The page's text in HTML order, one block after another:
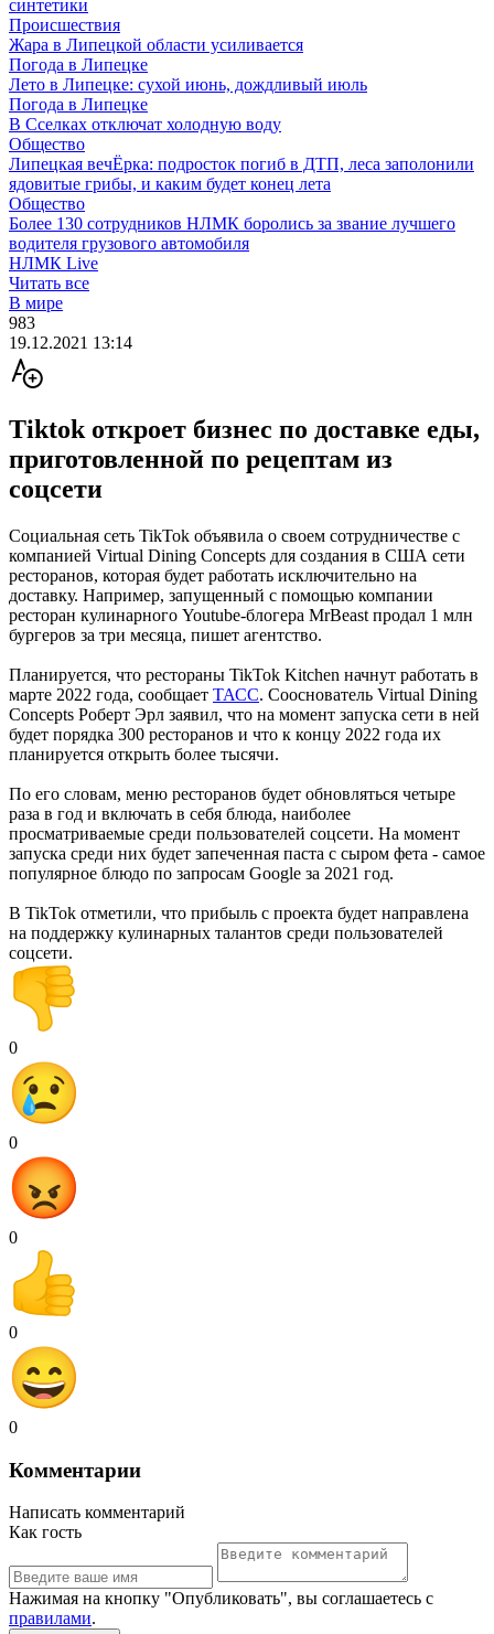
синтетики
Происшествия
Жара в Липецкой области усиливается
Погода в Липецке
Лето в Липецке: сухой июнь, дождливый июль
Погода в Липецке
В Сселках отключат холодную воду
Общество
Липецкая вечЁрка: подросток погиб в ДТП, леса заполонили
ядовитые грибы, и каким будет конец лета
Общество
Более 130 сотрудников НЛМК боролись за звание лучшего
водителя грузового автомобиля
НЛМК Live
Читать все
В мире
983
19.12.2021 13:14
Tiktok откроет бизнес по доставке еды,
приготовленной по рецептам из
соцсети
Социальная сеть TikTok объявила о своем сотрудничестве с
компанией Virtual Dining Concepts для создания в США сети
ресторанов, которая будет работать исключительно на
доставку. Например, запущенный с помощью компании
ресторан кулинарного Youtube-блогера MrBeast продал 1 млн
бургеров за три месяца, пишет агентство.
Планируется, что рестораны TikTok Kitchen начнут работать в
марте 2022 года, сообщает ТАСС. Сооснователь Virtual Dining
Concepts Роберт Эрл заявил, что на момент запуска сети в ней
будет порядка 300 ресторанов и что к концу 2022 года их
планируется открыть более тысячи.
По его словам, меню ресторанов будет обновляться четыре
раза в год и включать в себя блюда, наиболее
просматриваемые среди пользователей соцсети. На момент
запуска среди них будет запеченная паста с сыром фета - самое
популярное блюдо по запросам Google за 2021 год.
В TikTok отметили, что прибыль с проекта будет направлена
на поддержку кулинарных талантов среди пользователей
соцсети.
0
0
0
0
0
Комментарии
Написать комментарий
Как гость
Нажимая на кнопку "Опубликовать", вы соглашаетесь с
правилами.